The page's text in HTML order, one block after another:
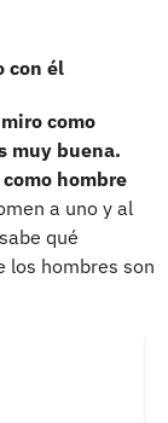
con él
como
muy buena.
hombre
a uno y al
qué
los hombres son